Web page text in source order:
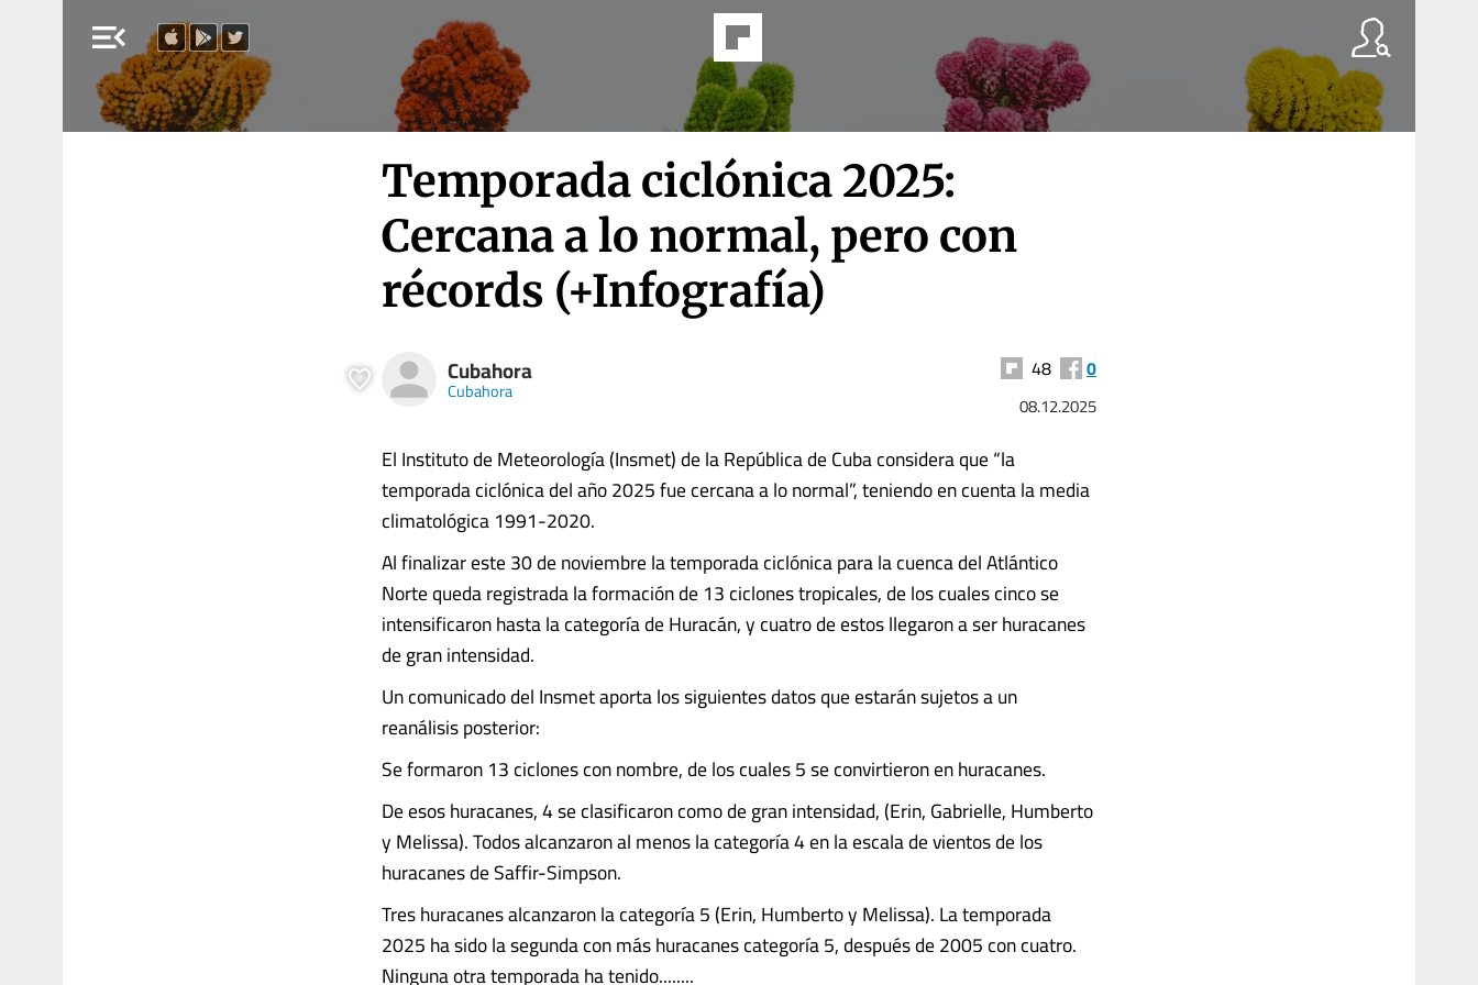
menu_open
Temporada ciclónica 2025:
Cercana a lo normal, pero con
récords (+Infografía)
Cubahora
Cubahora
48 0
08.12.2025
El Instituto de Meteorología (Insmet) de la República de Cuba considera que “la
temporada ciclónica del año 2025 fue cercana a lo normal”, teniendo en cuenta la media
climatológica 1991-2020.
Al finalizar este 30 de noviembre la temporada ciclónica para la cuenca del Atlántico
Norte queda registrada la formación de 13 ciclones tropicales, de los cuales cinco se
intensificaron hasta la categoría de Huracán, y cuatro de estos llegaron a ser huracanes
de gran intensidad.
Un comunicado del Insmet aporta los siguientes datos que estarán sujetos a un
reanálisis posterior:
Se formaron 13 ciclones con nombre, de los cuales 5 se convirtieron en huracanes.
De esos huracanes, 4 se clasificaron como de gran intensidad, (Erin, Gabrielle, Humberto
y Melissa). Todos alcanzaron al menos la categoría 4 en la escala de vientos de los
huracanes de Saffir-Simpson.
Tres huracanes alcanzaron la categoría 5 (Erin, Humberto y Melissa). La temporada
2025 ha sido la segunda con más huracanes categoría 5, después de 2005 con cuatro.
Ninguna otra temporada ha tenido........